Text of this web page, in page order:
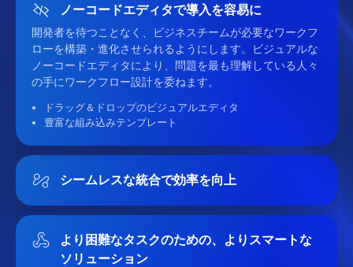
ノーコードエディタで導入を容易に
開発者を待つことなく、ビジネスチームが必要なワークフ
ローを構築・進化させられるようにします。ビジュアルな
ノーコードエディタにより、問題を最も理解している人々
の手にワークフロー設計を委ねます。
ドラッグ＆ドロップのビジュアルエディタ
豊富な組み込みテンプレート
シームレスな統合で効率を向上
より困難なタスクのための、よりスマートな
ソリューション